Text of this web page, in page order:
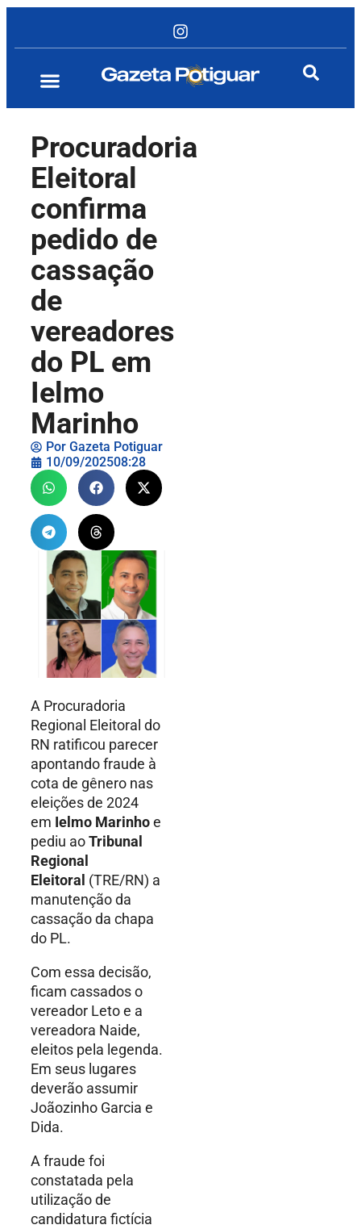
Procuradoria
Eleitoral
confirma
pedido de
cassação
de
vereadores
do PL em
Ielmo
Marinho
Por Gazeta Potiguar
10/09/202508:28
A Procuradoria
Regional Eleitoral do
RN ratificou parecer
apontando fraude à
cota de gênero nas
eleições de 2024
em Ielmo Marinhoe
pediu aoTribunal
Regional
Eleitoral (TRE/RN) a
manutenção da
cassação da chapa
do PL.
Com essa decisão,
ficam cassados o
vereador Leto e a
vereadora Naide,
eleitos pela legenda.
Em seus lugares
deverão assumir
Joãozinho Garcia e
Dida.
A fraude foi
constatada pela
utilização de
candidatura fictícia